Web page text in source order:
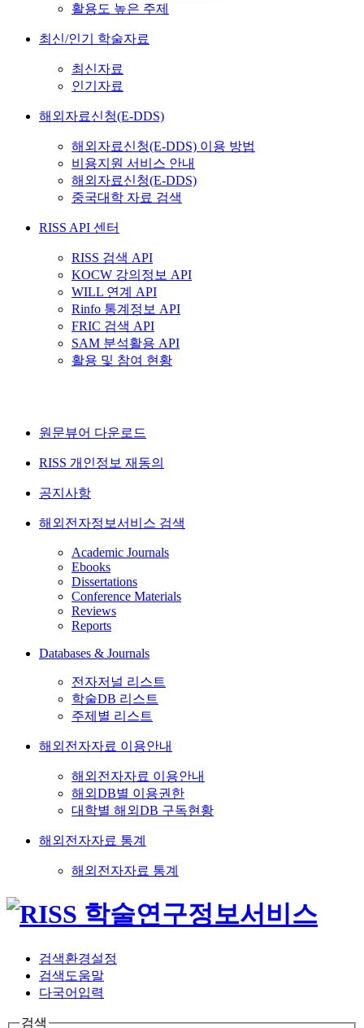
활용도 높은 주제
최신/인기 학술자료
최신자료
인기자료
해외자료신청(E-DDS)
해외자료신청(E-DDS) 이용 방법
비용지원 서비스 안내
해외자료신청(E-DDS)
중국대학 자료 검색
RISS API 센터
RISS 검색 API
KOCW 강의정보 API
WILL 연계 API
Rinfo 통계정보 API
FRIC 검색 API
SAM 분석활용 API
활용 및 참여 현황
원문뷰어 다운로드
RISS 개인정보 재동의
공지사항
해외전자정보서비스 검색
Academic Journals
Ebooks
Dissertations
Conference Materials
Reviews
Reports
Databases & Journals
전자저널 리스트
학술DB 리스트
주제별 리스트
해외전자자료 이용안내
해외전자자료 이용안내
해외DB별 이용권한
대학별 해외DB 구독현황
해외전자자료 통계
해외전자자료 통계
검색환경설정
검색도움말
다국어입력
검색